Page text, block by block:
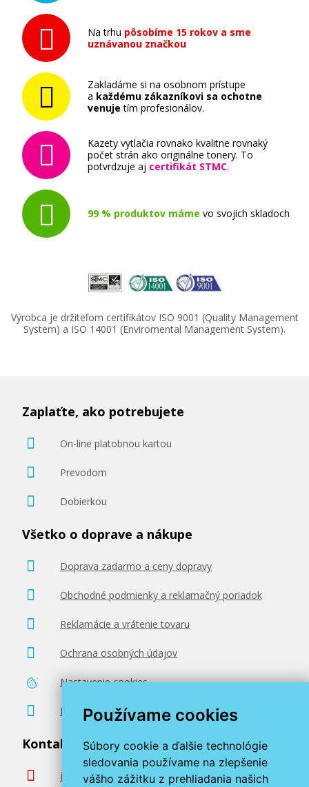
Používame cookies
Súbory cookie a ďalšie technológie
sledovania používame na zlepšenie
vášho zážitku z prehliadania našich
Na trhu pôsobíme 15 rokov a sme
uznávanou značkou
Zakladáme si na osobnom prístupe
a každému zákazníkovi sa ochotne
venuje tím profesionálov.
Kazety vytlačia rovnako kvalitne rovnaký
počet strán ako originálne tonery. To
potvrdzuje aj certifikát STMC.
99 % produktov máme vo svojich skladoch
Výrobca je držiteľom certifikátov ISO 9001 (Quality Management
System) a ISO 14001 (Enviromental Management System).
Zaplaťte, ako potrebujete
On-line platobnou kartou
Prevodom
Dobierkou
Všetko o doprave a nákupe
Doprava zadarmo a ceny dopravy
Obchodné podmienky a reklamačný poriadok
Reklamácie a vrátenie tovaru
Ochrana osobných údajov
Nastavenie cookies
Poradenstvo zadarmo
Kontaktujte nás
info@miroluk.sk